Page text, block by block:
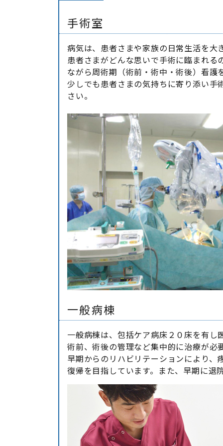
手術室
病気は、患者さまや家族の日常生活を
患者さまがどんな思いで手術に臨まれ
ながら周術期（術前・術中・術後）看
少しでも患者さまの気持ちに寄り添い
さい。
一般病棟
一般病棟は、包括ケア病床２０床を有
術前、術後の管理など集中的に治療が
早期からのリハビリテーションにより
復帰を目指しています。また、早期に退